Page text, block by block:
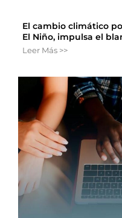
El cambio climático
El Niño, impulsa el
Leer Más >>